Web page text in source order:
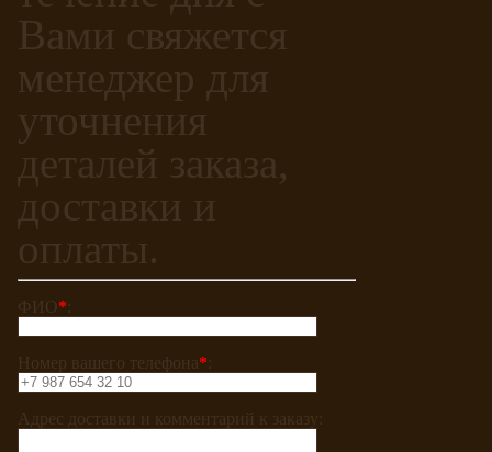
Вами свяжется
менеджер для
уточнения
деталей заказа,
доставки и
оплаты.
ФИО*
Номер вашего телефона*
Адрес доставки и комментарий к заказу: